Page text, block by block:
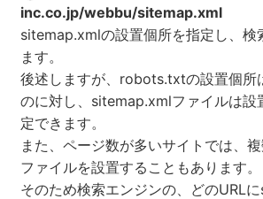
inc.co.jp/webbu/sitemap.xml
sitemap.xmlの設置個所を指定し、検
ます。
後述しますが、robots.txtの設置個所
のに対し、sitemap.xmlファイルは設
定できます。
また、ページ数が多いサイトでは、
ファイルを設置することもあります。
そのため検索エンジンの、どのURL